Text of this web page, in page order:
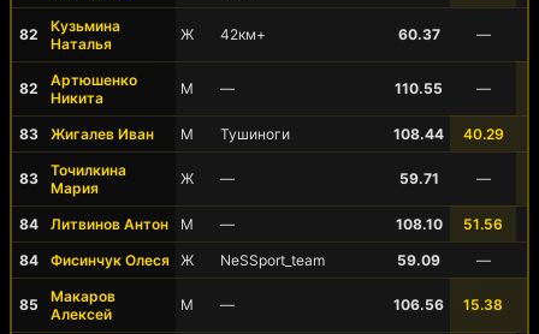
82
Кузьмина
Наталья
Ж 42км+ 60.37 —
82
Артюшенко
Никита
М — 110.55 —
83 Жигалев Иван М Тушиноги 108.44 40.29
83
Точилкина
Мария
Ж — 59.71 —
84 Литвинов Антон М — 108.10
51.56
84
Фисинчук Олеся Ж NeSSport_team 59.09 —
85
Макаров
Алексей
М — 106.56 15.38